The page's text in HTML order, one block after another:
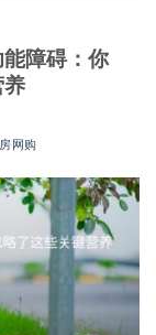
障碍：你
网购